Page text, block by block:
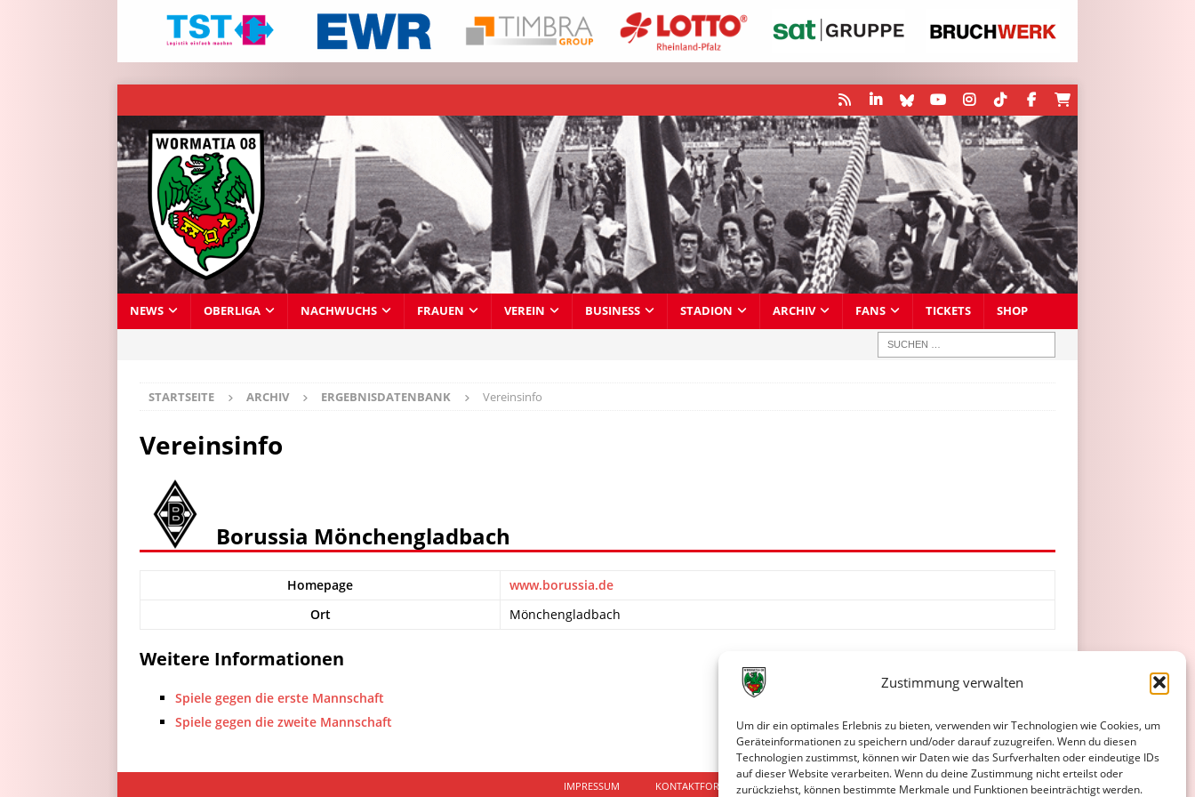
Zustimmung verwalten
Um dir ein optimales Erlebnis zu bieten, verwenden wir Technologien wie Cookies, um
Geräteinformationen zu speichern und/oder darauf zuzugreifen. Wenn du diesen
Technologien zustimmst, können wir Daten wie das Surfverhalten oder eindeutige IDs
auf dieser Website verarbeiten. Wenn du deine Zustimmung nicht erteilst oder
zurückziehst, können bestimmte Merkmale und Funktionen beeinträchtigt werden.
NEWS OBERLIGA NACHWUCHS FRAUEN VEREIN BUSINESS STADION ARCHIV FANS TICKETS SHOP
STARTSEITE ARCHIV ERGEBNISDATENBANK Vereinsinfo
Vereinsinfo
Borussia Mönchengladbach
Homepage
www.borussia.de
Ort
Mönchengladbach
Weitere Informationen
Spiele gegen die erste Mannschaft
Spiele gegen die zweite Mannschaft
IMPRESSUM KONTAKTFORMULAR DATENSCHUTZERKLÄRUNG COOKIE-RICHTLINIE (EU)